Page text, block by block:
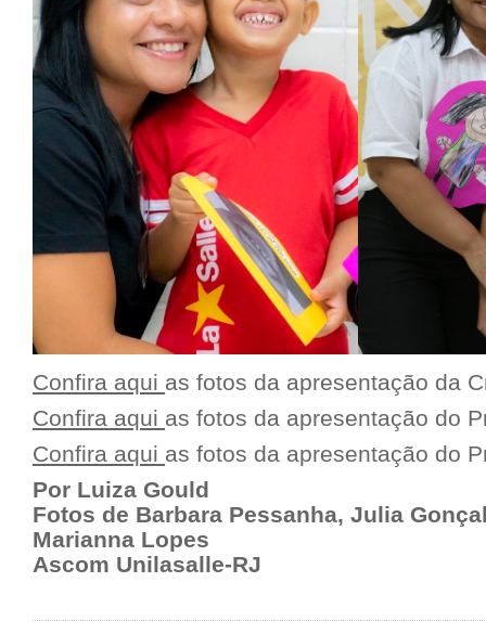
Confira aqui as fotos da apresentação da
Confira aqui as fotos da apresentação do
Confira aqui as fotos da apresentação do
Por Luiza Gould
Fotos de Barbara Pessanha, Julia
Marianna Lopes
Ascom Unilasalle-RJ